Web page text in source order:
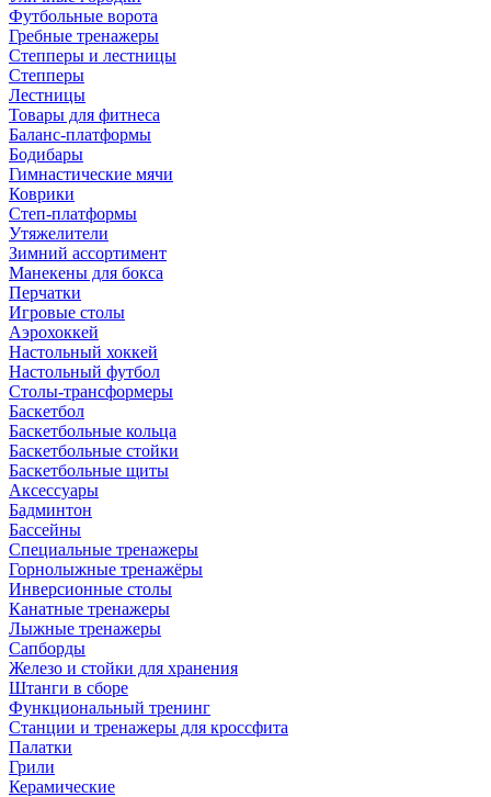
Футбольные ворота
Гребные тренажеры
Степперы и лестницы
Степперы
Лестницы
Товары для фитнеса
Баланс-платформы
Бодибары
Гимнастические мячи
Коврики
Степ-платформы
Утяжелители
Зимний ассортимент
Манекены для бокса
Перчатки
Игровые столы
Аэрохоккей
Настольный хоккей
Настольный футбол
Столы-трансформеры
Баскетбол
Баскетбольные кольца
Баскетбольные стойки
Баскетбольные щиты
Аксессуары
Бадминтон
Бассейны
Специальные тренажеры
Горнолыжные тренажёры
Инверсионные столы
Канатные тренажеры
Лыжные тренажеры
Сапборды
Железо и стойки для хранения
Штанги в сборе
Функциональный тренинг
Станции и тренажеры для кроссфита
Палатки
Грили
Керамические